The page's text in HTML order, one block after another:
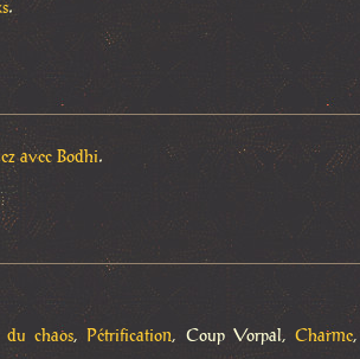
.
avec Bodhi.
du chaos, Pétrification, Coup Vorpal,Charme,